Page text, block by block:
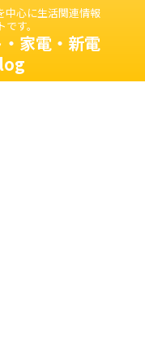
中心に生活関連情報
す。
家電・新電